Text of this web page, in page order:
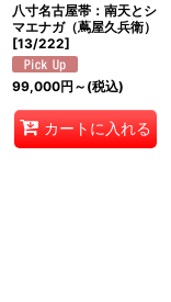
八寸名古屋帯：南天とシ
マエナガ（蔦屋久兵衛）
[13/222]
99,000円 ～ (税込)
カートに入れる